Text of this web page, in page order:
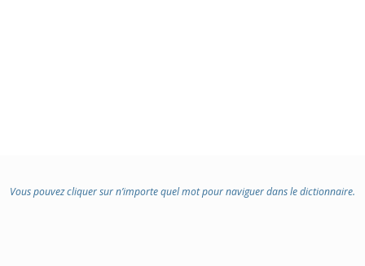
Vous pouvez cliquer sur n’importe quel mot pour naviguer dans le dictionnaire.